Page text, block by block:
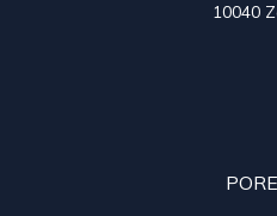
10040